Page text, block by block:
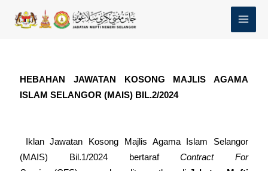
HEBAHAN JAWATAN KOSONG MAJLIS AGAMA
ISLAM SELANGOR (MAIS) BIL.2/2024
Iklan Jawatan Kosong Majlis Agama Islam Selangor
(MAIS) Bil.1/2024 bertarafContract For